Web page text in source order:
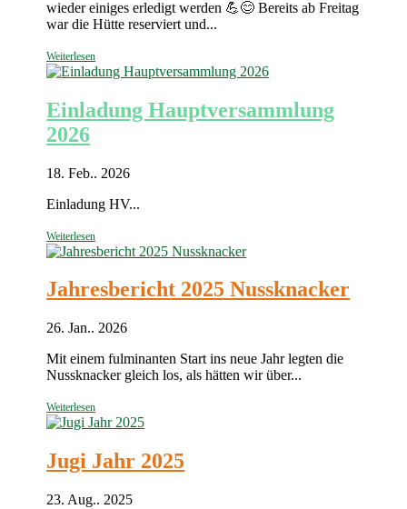
wieder einiges erledigt werden 💪😊 Bereits ab Freitag
war die Hütte reserviert und...
Weiterlesen
Einladung Hauptversammlung
2026
18. Feb.. 2026
Einladung HV...
Weiterlesen
Jahresbericht 2025 Nussknacker
26. Jan.. 2026
Mit einem fulminanten Start ins neue Jahr legten die
Nussknacker gleich los, als hätten wir über...
Weiterlesen
Jugi Jahr 2025
23. Aug.. 2025